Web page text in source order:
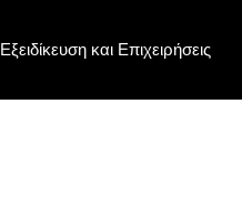
Εξειδίκευση και Επιχειρήσεις